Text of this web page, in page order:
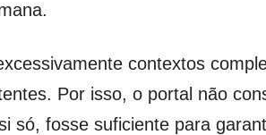
contextos
Por isso, o portal não
só, fosse suficiente para